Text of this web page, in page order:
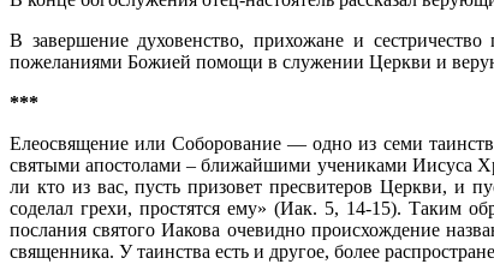
В завершение духовенство, прихожане и
пожеланиями Божией помощи в служении Церкви и
***
Елеосвящение или Соборование — одно из семи
святыми апостолами – ближайшими учениками Иисуса
ли кто из вас, пусть призовет пресвитеров Церкви, и
соделал грехи, простятся ему» (Иак. 5, 14-15). Таким
послания святого Иакова очевидно происхождение
священника. У таинства есть и другое, более